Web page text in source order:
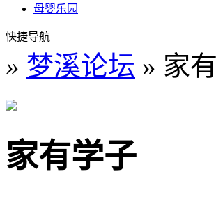
母婴乐园
快捷导航
» 梦溪论坛 » 家
家有学子